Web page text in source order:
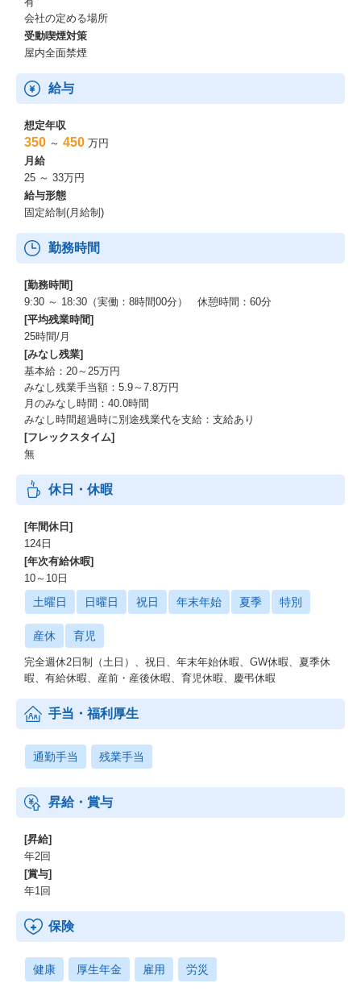
会社の定める場所
受動喫煙対策
屋内全面禁煙
給与
想定年収
350 ～ 450 万円
月給
25 ～ 33万円
給与形態
固定給制(月給制)
勤務時間
[勤務時間]
9:30 ～ 18:30（実働：8時間00分） 休憩時間：60分
[平均残業時間]
25時間/月
[みなし残業]
基本給：20～25万円
みなし残業手当額：5.9～7.8万円
月のみなし時間：40.0時間
みなし時間超過時に別途残業代を支給：支給あり
[フレックスタイム]
無
休日・休暇
[年間休日]
124日
[年次有給休暇]
10～10日
土曜日 日曜日 祝日 年末年始 夏季 特別
産休 育児
完全週休2日制（土日）、祝日、年末年始休暇、GW休暇、夏季休
暇、有給休暇、産前・産後休暇、育児休暇、慶弔休暇
手当・福利厚生
通勤手当 残業手当
昇給・賞与
[昇給]
年2回
[賞与]
年1回
保険
健康 厚生年金 雇用 労災